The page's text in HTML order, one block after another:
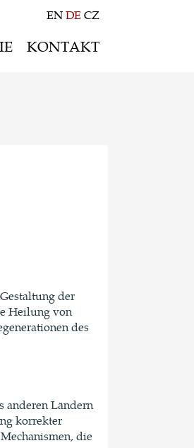
ENDE CZ
KONTAKT
der
Heilung von
des
anderen Ländern
korrekter
die